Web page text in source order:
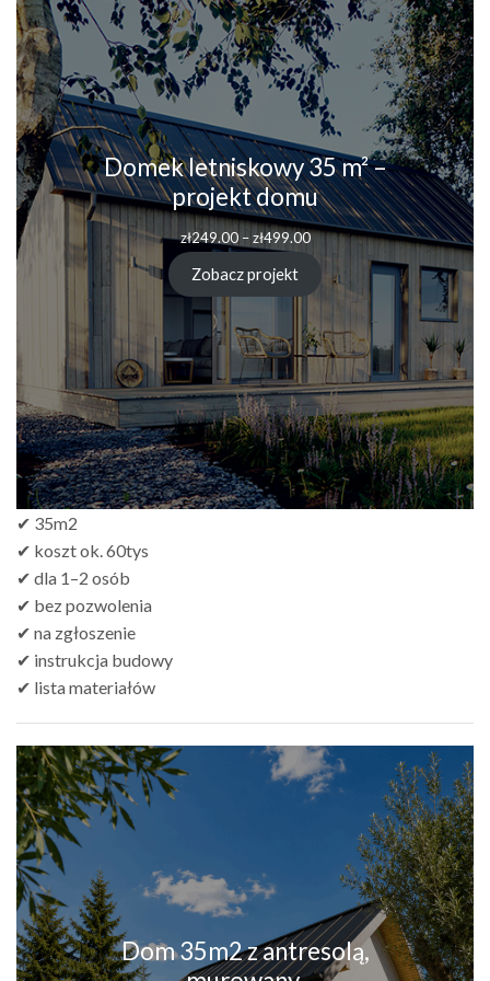
Domek letniskowy 35 m² –
projekt domu
zł249.00 – zł499.00Zakres
zł249.00
zł499.00
Zobacz projekt
✔ 35m2
✔ koszt ok. 60tys
✔ dla 1–2 osób
✔ bez pozwolenia
✔ na zgłoszenie
✔ instrukcja budowy
✔ lista materiałów
Dom 35m2 z antresolą,